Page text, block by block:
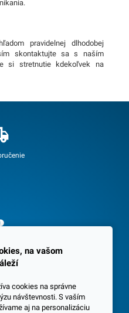
pravidelnej dlhodobej
skontaktujte sa s naším
si stretnutie kdekoľvek na
zákazníkovna vašom
cookies na správne
návštevnosti. S vaším
aj na personalizáciu